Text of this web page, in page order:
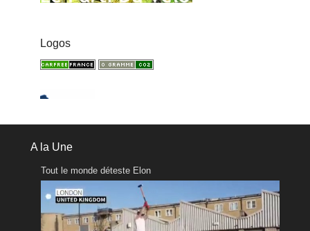
Logos
A la Une
Tout le monde déteste Elon